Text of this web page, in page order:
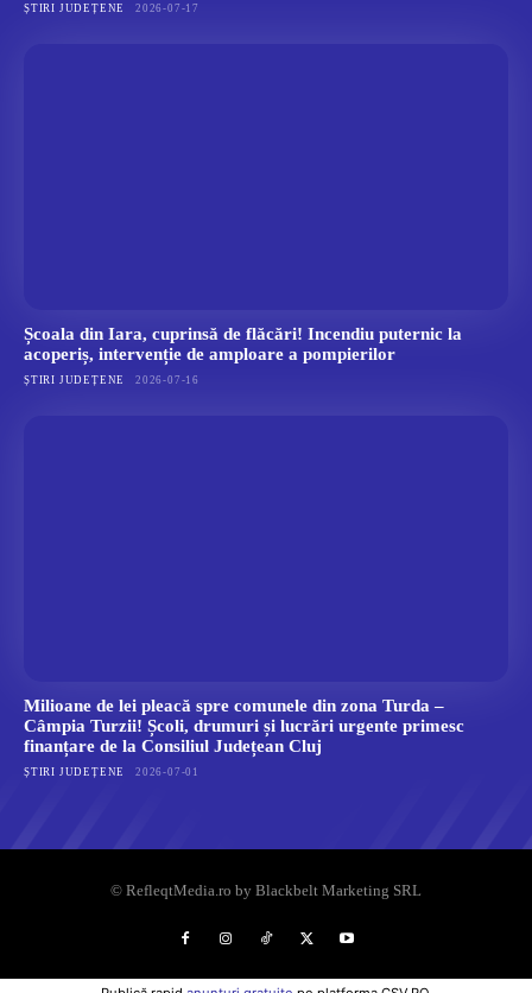
ȘTIRI JUDEȚENE 2026-07-17
Școala din Iara, cuprinsă de flăcări! Incendiu puternic la
acoperiș, intervenție de amploare a pompierilor
ȘTIRI JUDEȚENE 2026-07-16
Milioane de lei pleacă spre comunele din zona Turda –
Câmpia Turzii! Școli, drumuri și lucrări urgente primesc
finanțare de la Consiliul Județean Cluj
ȘTIRI JUDEȚENE 2026-07-01
© RefleqtMedia.ro by Blackbelt Marketing SRL